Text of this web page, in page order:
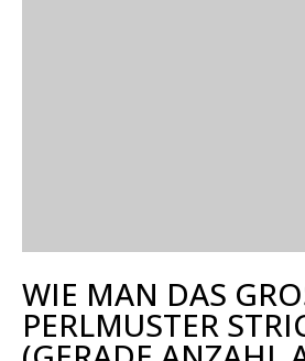
WIE MAN DAS
PERLMUSTER